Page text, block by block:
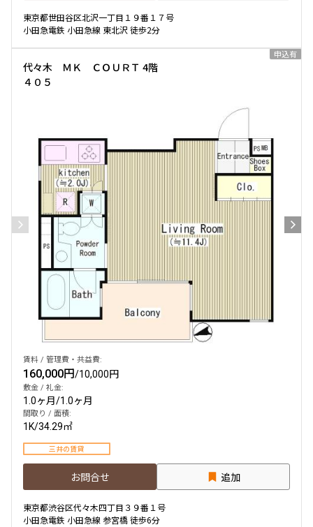
東京都世田谷区北沢一丁目１９番１７号
小田急電鉄 小田急線 東北沢 徒歩2分
代々木 ＭＫ ＣＯＵＲＴ 4階
４０５
申込有
賃料 / 管理費・共益費:
160,000円/10,000円
敷金 / 礼金:
1.0ヶ月/1.0ヶ月
間取り / 面積:
1K/34.29㎡
三井の賃貸
お問合せ 追加
東京都渋谷区代々木四丁目３９番１号
小田急電鉄 小田急線 参宮橋 徒歩6分